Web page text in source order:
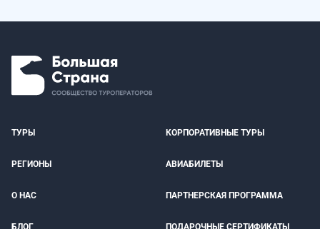
ТУРЫ КОРПОРАТИВНЫЕ ТУРЫ
РЕГИОНЫ АВИАБИЛЕТЫ
О НАС ПАРТНЕРСКАЯ ПРОГРАММА
БЛОГ ПОДАРОЧНЫЕ СЕРТИФИКАТЫ